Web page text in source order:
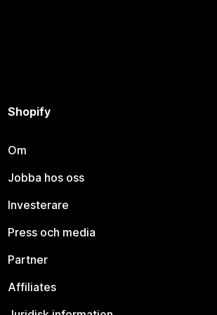
Shopify
Om
Jobba hos oss
Investerare
Press och media
Partner
Affiliates